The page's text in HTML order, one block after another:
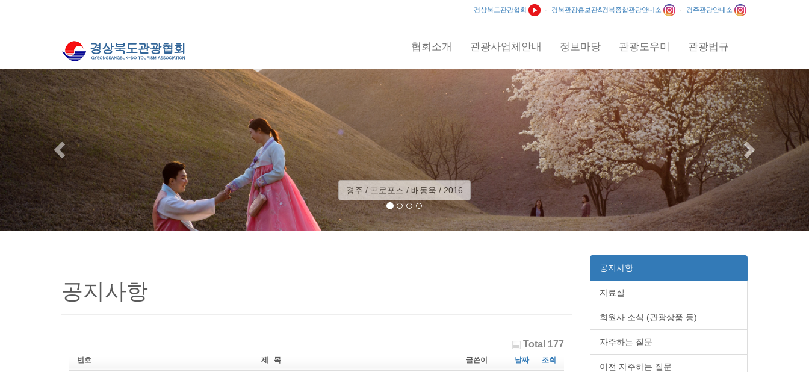
경상북도관광협회 · 경북관광홍보관&경북종합관광안내소 · 경주관광안내소
협회소개 관광사업체안내 정보마당 관광도우미 관광법규
경주 / 프로포즈 / 배동욱 / 2016
Previous Next
공지사항
Total 177
번호 제 목 글쓴이 날짜 조회
공지사항
자료실
회원사 소식 (관광상품 등)
자주하는 질문
이전 자주하는 질문